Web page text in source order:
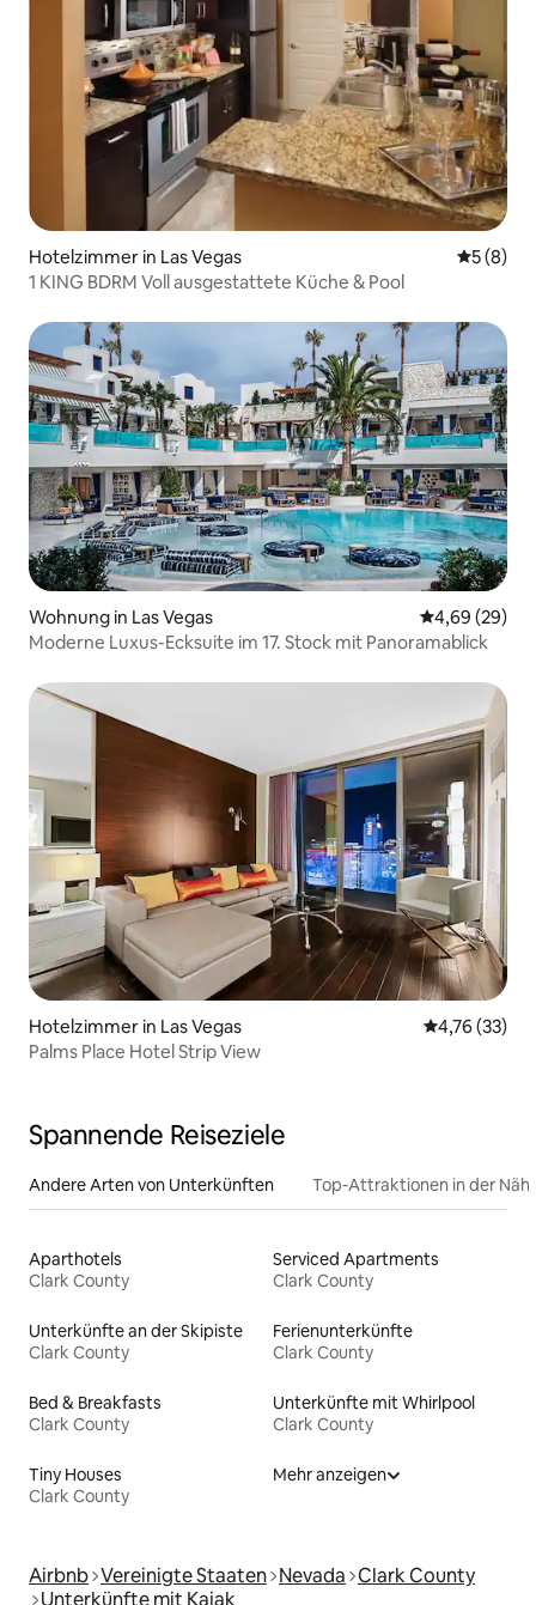
Hotelzimmer in Las Vegas
5 (8)
1 KING BDRM Voll ausgestattete Küche & Pool
Wohnung in Las Vegas
4,69 (29)
Moderne Luxus-Ecksuite im 17. Stock mit Panoramablick
Hotelzimmer in Las Vegas
4,76 (33)
Palms Place Hotel Strip View
Spannende Reiseziele
Andere Arten von Unterkünften Top-Attraktionen in der
Aparthotels
Clark County
Serviced Apartments
Clark County
Unterkünfte an der Skipiste
Clark County
Ferienunterkünfte
Clark County
Bed & Breakfasts
Clark County
Unterkünfte mit Whirlpool
Clark County
Tiny Houses
Clark County
Mehr anzeigen
Airbnb Vereinigte Staaten Nevada Clark County